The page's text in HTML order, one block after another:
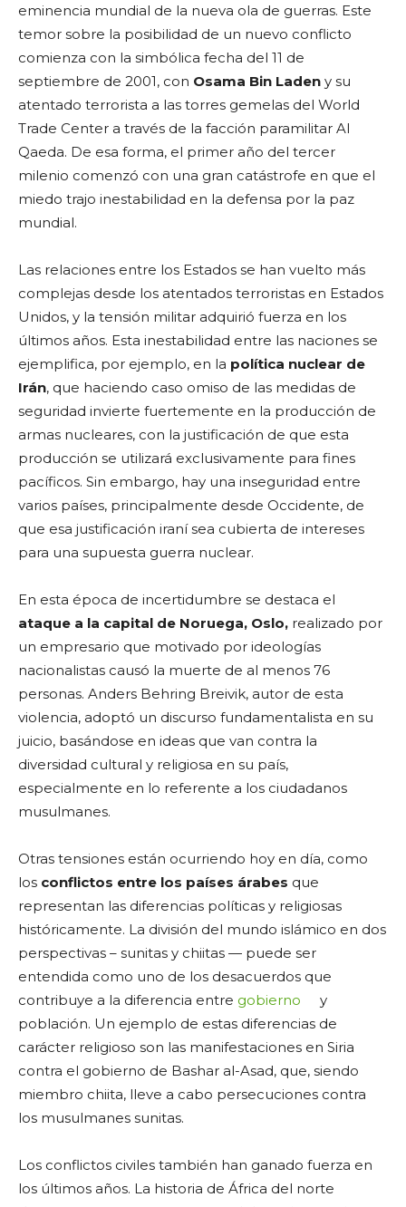
eminencia mundial de la nueva ola de guerras. Este
temor sobre la posibilidad de un nuevo conflicto
comienza con la simbólica fecha del 11 de
septiembre de 2001, con Osama Bin Laden y su
atentado terrorista a las torres gemelas del World
Trade Center a través de la facción paramilitar Al
Qaeda. De esa forma, el primer año del tercer
milenio comenzó con una gran catástrofe en que el
miedo trajo inestabilidad en la defensa por la paz
mundial.
Las relaciones entre los Estados se han vuelto más
complejas desde los atentados terroristas en Estados
Unidos, y la tensión militar adquirió fuerza en los
últimos años. Esta inestabilidad entre las naciones se
ejemplifica, por ejemplo, en la política nuclear de
Irán, que haciendo caso omiso de las medidas de
seguridad invierte fuertemente en la producción de
armas nucleares, con la justificación de que esta
producción se utilizará exclusivamente para fines
pacíficos. Sin embargo, hay una inseguridad entre
varios países, principalmente desde Occidente, de
que esa justificación iraní sea cubierta de intereses
para una supuesta guerra nuclear.
En esta época de incertidumbre se destaca el
ataque a la capital de Noruega, Oslo, realizado por
un empresario que motivado por ideologías
nacionalistas causó la muerte de al menos 76
personas. Anders Behring Breivik, autor de esta
violencia, adoptó un discurso fundamentalista en su
juicio, basándose en ideas que van contra la
diversidad cultural y religiosa en su país,
especialmente en lo referente a los ciudadanos
musulmanes.
Otras tensiones están ocurriendo hoy en día, como
los conflictos entre los países árabes que
representan las diferencias políticas y religiosas
históricamente. La división del mundo islámico en dos
perspectivas – sunitas y chiitas — puede ser
entendida como uno de los desacuerdos que
contribuye a la diferencia entre gobierno
y
población. Un ejemplo de estas diferencias de
carácter religioso son las manifestaciones en Siria
contra el gobierno de Bashar al-Asad, que, siendo
miembro chiita, lleve a cabo persecuciones contra
los musulmanes sunitas.
Los conflictos civiles también han ganado fuerza en
los últimos años. La historia de África del norte